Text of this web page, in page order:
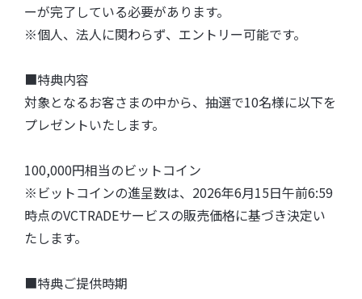
ーが完了している必要があります。
※個人、法人に関わらず、エントリー可能です。
■特典内容
対象となるお客さまの中から、抽選で10名様に以下を
プレゼントいたします。
100,000円相当のビットコイン
※ビットコインの進呈数は、2026年6月15日午前6:59
時点のVCTRADEサービスの販売価格に基づき決定い
たします。
■特典ご提供時期